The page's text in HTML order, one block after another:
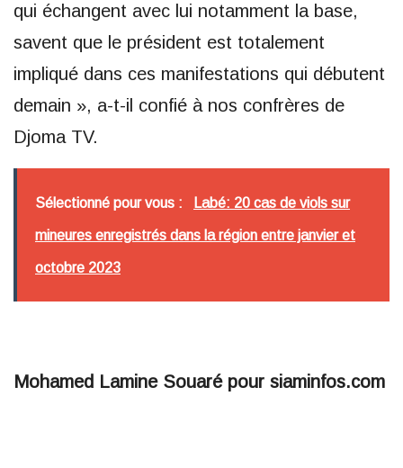
qui échangent avec lui notamment la base,
savent que le président est totalement
impliqué dans ces manifestations qui débutent
demain », a-t-il confié à nos confrères de
Djoma TV.
Sélectionné pour vous : Labé: 20 cas de viols sur
mineures enregistrés dans la région entre janvier et
octobre 2023
Mohamed Lamine Souaré pour siaminfos.com